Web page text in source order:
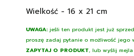
Wielkość - 16 x 21 cm
UWAGA:jeśli ten produkt jest już
proszę zadaj pytanie o możliwość
ZAPYTAJ O PRODUKT, lub wyślij